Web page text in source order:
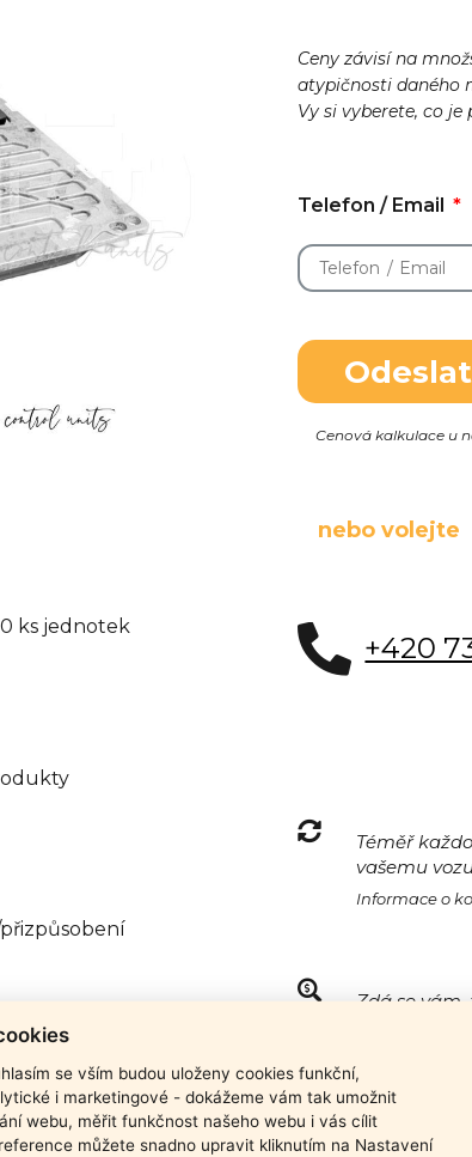
ks jednotek
produktu
Ceny závisí na
atypičnosti daného
Vy si vyberete, co je
Telefon / Email
Odeslat
Cenová kalkulace u
nebo volejte
+420
Téměř
vašemu
Informace o
Zdá se
Ano, máte
se vším budou uloženy cookies funkční,
i marketingové - dokážeme vám tak umožnit
webu, měřit funkčnost našeho webu i vás cílit
můžete snadno upravit kliknutím na Nastavení